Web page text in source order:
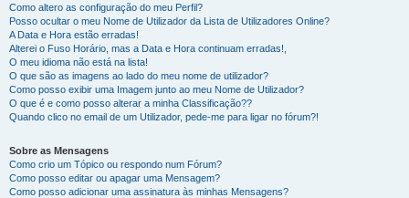
Como altero as configuração do meu Perfil?
Posso ocultar o meu Nome de Utilizador da Lista de Utilizadores Online?
A Data e Hora estão erradas!
Alterei o Fuso Horário, mas a Data e Hora continuam erradas!,
O meu idioma não está na lista!
O que são as imagens ao lado do meu nome de utilizador?
Como posso exibir uma Imagem junto ao meu Nome de Utilizador?
O que é e como posso alterar a minha Classificação??
Quando clico no email de um Utilizador, pede-me para ligar no fórum?!
Sobre as Mensagens
Como crio um Tópico ou respondo num Fórum?
Como posso editar ou apagar uma Mensagem?
Como posso adicionar uma assinatura às minhas Mensagens?